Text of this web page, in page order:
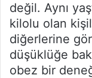
değil. Aynı
kilolu olan
diğerlerine
düşüklüğe
obez bir